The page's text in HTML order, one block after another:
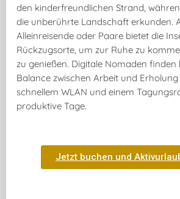
den kinderfreundlichen Strand ,
die unberührte Landschaft erkunden.
Alleinreisende oder Paare bietet die
Rückzugsorte, um zur Ruhe zu
zu genießen. Digitale Nomaden finden
Balance zwischen Arbeit und Erholung
schnellem WLAN und einem
produktive Tage.
Jetzt buchen und